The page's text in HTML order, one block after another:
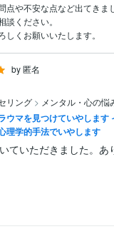
点や不安な点など出てきま
談ください。
しくお願いいたします。
by 匿名
リング > メンタル・心の悩
ウマを見つけていやします
理学的手法でいやします
ていただきました。あ